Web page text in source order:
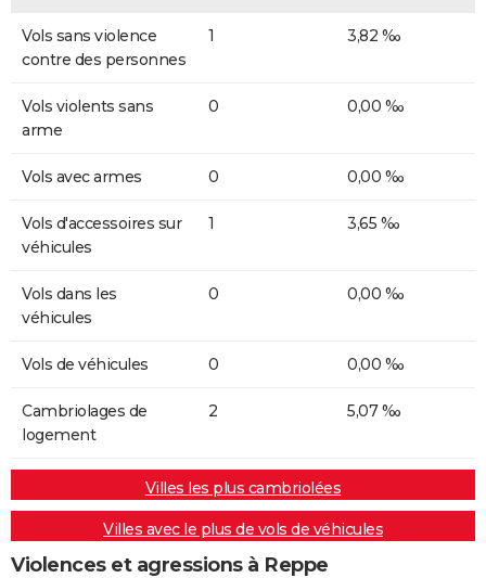
Vols sans violence
contre des personnes
1 3,82 ‰
Vols violents sans
arme
0 0,00 ‰
Vols avec armes 0 0,00 ‰
Vols d'accessoires sur
véhicules
1 3,65 ‰
Vols dans les
véhicules
0 0,00 ‰
Vols de véhicules 0 0,00 ‰
Cambriolages de
logement
2 5,07 ‰
Villes les plus cambriolées
Villes avec le plus de vols de véhicules
Violences et agressions à Reppe